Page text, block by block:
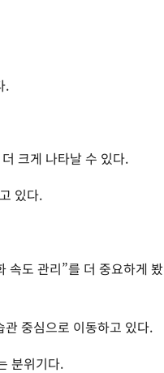
.
크게 나타날 수 있다.
있다.
속도 관리”를 더 중요하게 봤
관 중심으로 이동하고 있다.
분위기다.